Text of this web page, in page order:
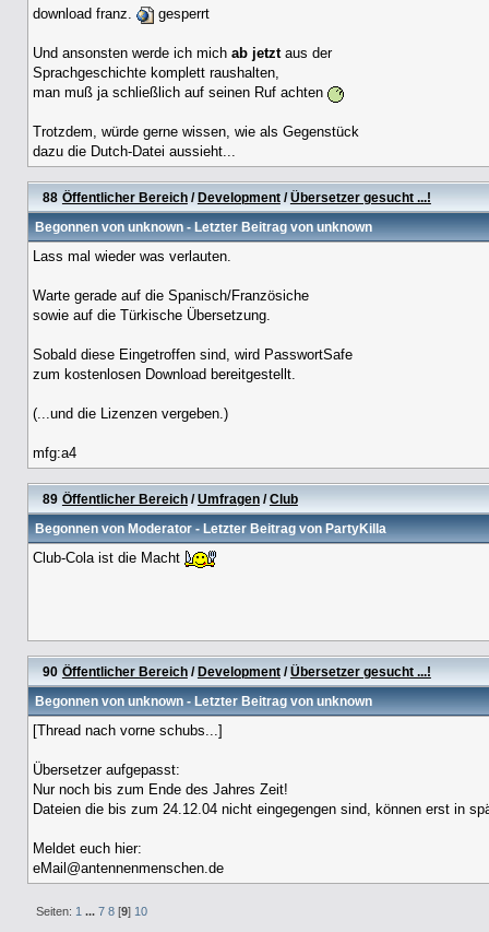
download franz. gesperrt
Und ansonsten werde ich mich ab jetztaus der
Sprachgeschichte komplett raushalten,
man muß ja schließlich auf seinen Ruf achten
Trotzdem, würde gerne wissen, wie als Gegenstück
dazu die Dutch-Datei aussieht...
88 Öffentlicher Bereich/ Development/Übersetzer gesucht ...!
Begonnen vonunknown- Letzter Beitrag vonunknown
Lass mal wieder was verlauten.
Warte gerade auf die Spanisch/Französiche
sowie auf die Türkische Übersetzung.
Sobald diese Eingetroffen sind, wird PasswortSafe
zum kostenlosen Download bereitgestellt.
(...und die Lizenzen vergeben.)
mfg:a4
89 Öffentlicher Bereich/Umfragen/Club
Begonnen vonModerator- Letzter Beitrag von PartyKilla
Club-Cola ist die Macht
90 Öffentlicher Bereich/ Development/Übersetzer gesucht ...!
Begonnen vonunknown- Letzter Beitrag vonunknown
[Thread nach vorne schubs...]
Übersetzer aufgepasst:
Nur noch bis zum Ende des Jahres Zeit!
Dateien die bis zum 24.12.04 nicht eingegengen sind, können erst in
Meldet euch hier:
eMail@antennenmenschen.de
Seiten: 1 ... 7 8[9] 10